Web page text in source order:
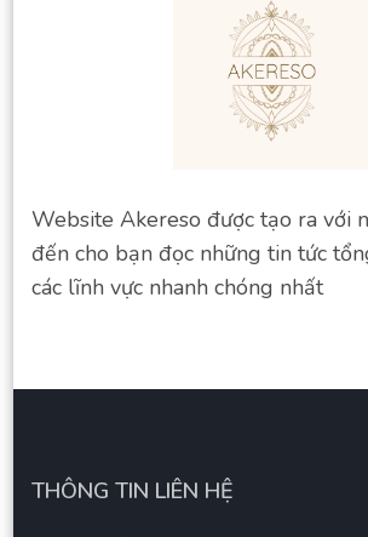
Website Akereso được tạo ra với
đến cho bạn đọc những tin tức
các lĩnh vực nhanh chóng nhất
THÔNG TIN LIÊN HỆ